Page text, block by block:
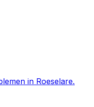
in Roeselare.